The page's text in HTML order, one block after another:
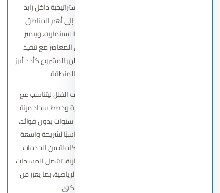
اختارت الشركة موقع الكمبوند في منطقة استراتيجية داخل زايد
الجديدة، مما يمنح السكان سهولة الوصول إلى أهم المناطق
الحيوية والخدمية، ويعزز من قيمة المشروع الاستثمارية. ويتميز
التصميم المعماري لكارميل بالطابع الأوروبي المعاصر مع تنفيذ
هندسي دقيق على يد نخبة من المصممين، ليظهر المشروع كأحد أبرز
المشروعات السكنية المتطورة في المنطقة.
على توفير تنوع كبير في مساحات الفلل ليتناسب مع
مختلف الأذواق، إلى جانب تقديم أسعار تنافسية وخطط سداد مرنة
تعتمد على مقدم بسيط وأقساط ممتدة لعدة سنوات بدون فوائد،
ما يجعل امتلاك وحدة داخل الكمبوند خيارًا مناسبًا لشريحة واسعة
من العملاء. كما يضم المشروع مجموعة متكاملة من الخدمات
والمرافق الترفيهية التي توفر بيئة معيشية متوازنة، تشمل المساحات
الخضراء، الممرات، مناطق الألعاب، والمرافق الرياضية، بما يعزز من
جودة الحياة داخل المجتمع السكني.